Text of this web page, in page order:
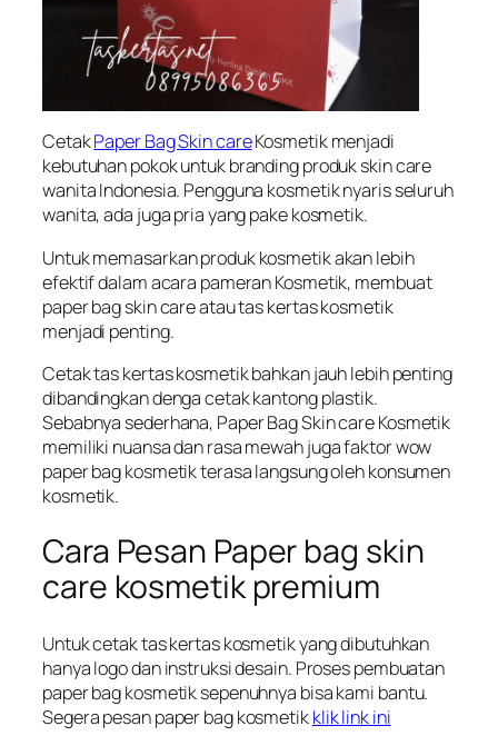
CetakPaper Bag Skin careKosmetik menjadi
kebutuhan pokok untuk branding produk skin care
wanita Indonesia. Pengguna kosmetik nyaris seluruh
wanita, ada juga pria yang pake kosmetik.
Untuk memasarkan produk kosmetik akan lebih
efektif dalam acara pameran Kosmetik, membuat
paper bag skin care atau tas kertas kosmetik
menjadi penting.
Cetak tas kertas kosmetik bahkan jauh lebih penting
dibandingkan denga cetak kantong plastik.
Sebabnya sederhana, Paper Bag Skin care Kosmetik
memiliki nuansa dan rasa mewah juga faktor wow
paper bag kosmetik terasa langsung oleh konsumen
kosmetik.
Cara Pesan Paper bag skin
care kosmetik premium
Untuk cetak tas kertas kosmetik yang dibutuhkan
hanya logo dan instruksi desain. Proses pembuatan
paper bag kosmetik sepenuhnya bisa kami bantu.
Segera pesan paper bag kosmetikklik link ini